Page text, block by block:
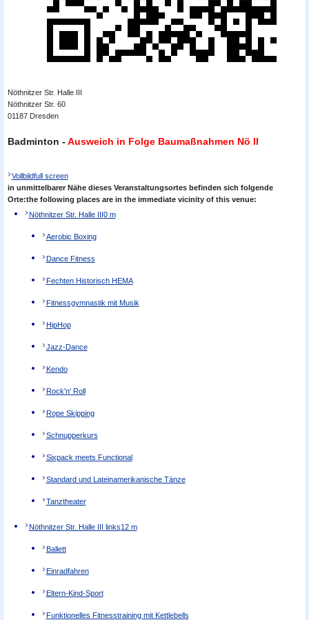
Nöthnitzer Str. Halle III
Nöthnitzer Str. 60
01187 Dresden
Badminton -Ausweich in Folge Baumaßnahmen Nö II
Vollbildfull screen
in unmittelbarer Nähe dieses Veranstaltungsortes befinden sich folgende
Orte:the following places are in the immediate vicinity of this venue:
Nöthnitzer Str. Halle III0 m
Aerobic Boxing
Dance Fitness
Fechten Historisch HEMA
Fitnessgymnastik mit Musik
HipHop
Jazz-Dance
Kendo
Rock'n' Roll
Rope Skipping
Schnupperkurs
Sixpack meets Functional
Standard und Lateinamerikanische Tänze
Tanztheater
Nöthnitzer Str. Halle III links12 m
Ballett
Einradfahren
Eltern-Kind-Sport
Funktionelles Fitnesstraining mit Kettlebells